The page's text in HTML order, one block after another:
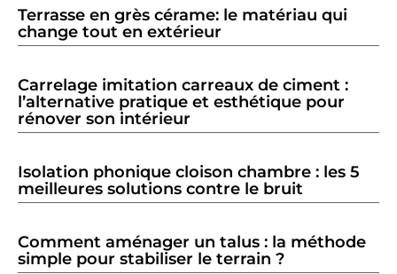
Terrasse en grès cérame: le matériau qui
change tout en extérieur
Carrelage imitation carreaux de ciment :
l’alternative pratique et esthétique pour
rénover son intérieur
Isolation phonique cloison chambre : les 5
meilleures solutions contre le bruit
Comment aménager un talus : la méthode
simple pour stabiliser le terrain ?